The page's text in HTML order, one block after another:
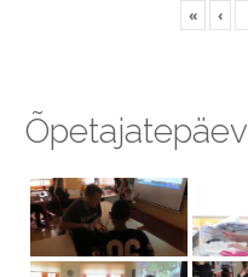
« ‹
Õpetajatepäev